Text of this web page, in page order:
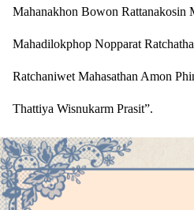
Mahanakhon Bowon Rattanakosin
Mahadilokphop Nopparat
Ratchaniwet Mahasathan Amon
Thattiya Wisnukarm Prasit”.